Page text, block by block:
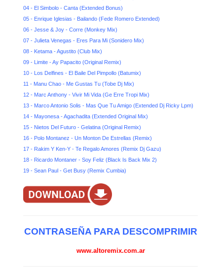
04 - El Simbolo - Canta (Extended Bonus)
05 - Enrique Iglesias - Bailando (Fede Romero Extended)
06 - Jesse & Joy - Corre (Monkey Mix)
07 - Julieta Venegas - Eres Para Mi (Sonidero Mix)
08 - Ketama - Agustito (Club Mix)
09 - Limite - Ay Papacito (Original Remix)
10 - Los Delfines - El Baile Del Pimpollo (Batumix)
11 - Manu Chao - Me Gustas Tu (Tobe Dj Mix)
12 - Marc Anthony - Vivir Mi Vida (Ge Erre Tropi Mix)
13 - Marco Antonio Solis - Mas Que Tu Amigo (Extended Dj Ricky Lpm)
14 - Mayonesa - Agachadita (Extended Original Mix)
15 - Nietos Del Futuro - Gelatina (Original Remix)
16 - Polo Montanez - Un Monton De Estrellas (Remix)
17 - Rakim Y Ken-Y - Te Regalo Amores (Remix Dj Gazu)
18 - Ricardo Montaner - Soy Feliz (Black Is Back Mix 2)
19 - Sean Paul - Get Busy (Remix Cumbia)
CONTRASEÑA PARA DESCOMPRIMIR
www.altoremix.com.ar